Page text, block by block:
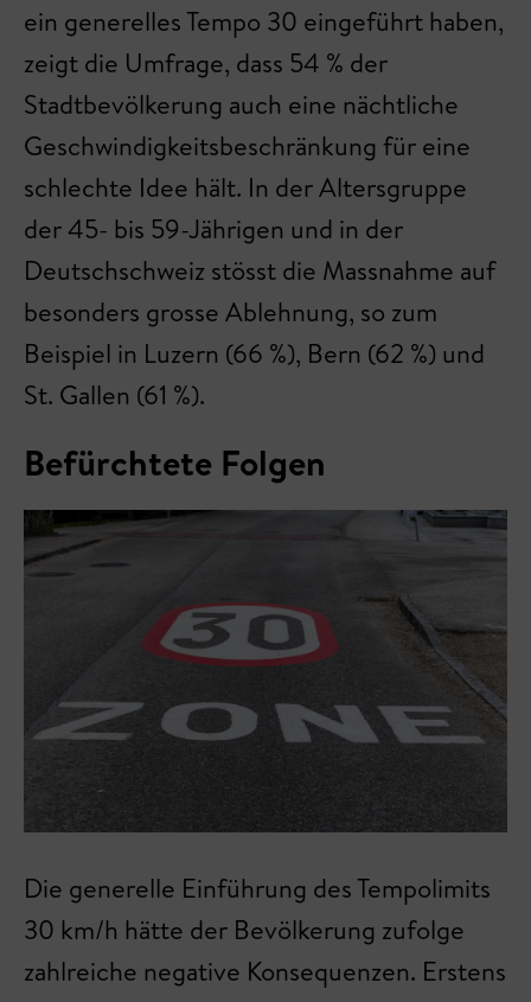
ein generelles Tempo 30 eingeführt haben,
zeigt die Umfrage, dass 54 % der
Stadtbevölkerung auch eine nächtliche
Geschwindigkeitsbeschränkung für eine
schlechte Idee hält. In der Altersgruppe
der 45- bis 59-Jährigen und in der
Deutschschweiz stösst die Massnahme auf
besonders grosse Ablehnung, so zum
Beispiel in Luzern (66 %), Bern (62 %) und
St. Gallen (61 %).
Befürchtete Folgen
Die generelle Einführung des Tempolimits
30 km/h hätte der Bevölkerung zufolge
zahlreiche negative Konsequenzen. Erstens